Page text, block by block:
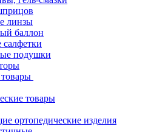
линзы
баллон
подушки
товары
ортопедические изделия